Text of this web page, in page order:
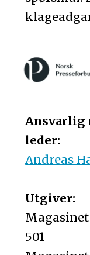
Ansvarlig
leder:
Andreas
Utgiver:
Magasinet
501